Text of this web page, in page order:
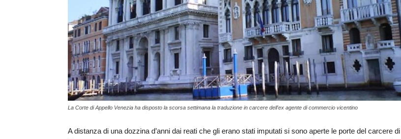
La Corte di Appello Venezia ha disposto la scorsa settimana la traduzione in carcere dell'ex agente di commercio vicentino
A distanza di una dozzina d’anni dai reati che gli erano stati imputati si sono aperte le porte del carcere di